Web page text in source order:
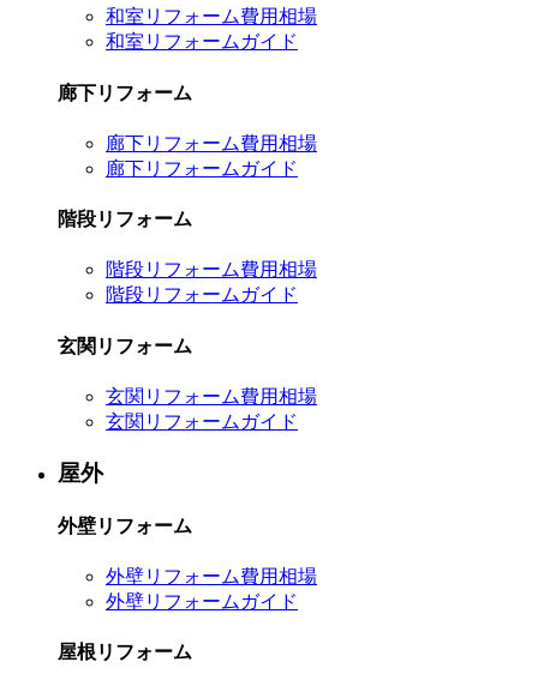
和室リフォーム費用相場
和室リフォームガイド
廊下リフォーム
廊下リフォーム費用相場
廊下リフォームガイド
階段リフォーム
階段リフォーム費用相場
階段リフォームガイド
玄関リフォーム
玄関リフォーム費用相場
玄関リフォームガイド
屋外
外壁リフォーム
外壁リフォーム費用相場
外壁リフォームガイド
屋根リフォーム